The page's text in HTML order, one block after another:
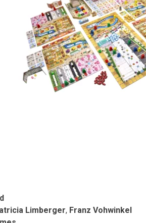
Limberger, Franz Vohwinkel